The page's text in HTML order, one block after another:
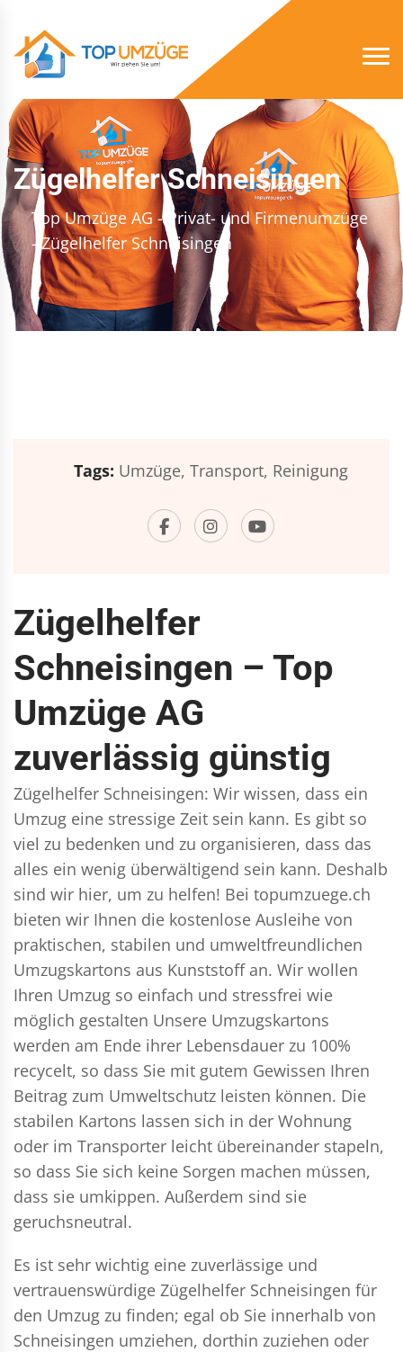
Zügelhelfer Schneisingen
Top Umzüge AG - Privat- und Firmenumzüge
- Zügelhelfer Schneisingen
Tags: Umzüge, Transport, Reinigung
Zügelhelfer
Schneisingen – Top
Umzüge AG
zuverlässig günstig
Zügelhelfer Schneisingen: Wir wissen, dass ein
Umzug eine stressige Zeit sein kann. Es gibt so
viel zu bedenken und zu organisieren, dass das
alles ein wenig überwältigend sein kann. Deshalb
sind wir hier, um zu helfen! Bei topumzuege.ch
bieten wir Ihnen die kostenlose Ausleihe von
praktischen, stabilen und umweltfreundlichen
Umzugskartons aus Kunststoff an. Wir wollen
Ihren Umzug so einfach und stressfrei wie
möglich gestalten Unsere Umzugskartons
werden am Ende ihrer Lebensdauer zu 100%
recycelt, so dass Sie mit gutem Gewissen Ihren
Beitrag zum Umweltschutz leisten können. Die
stabilen Kartons lassen sich in der Wohnung
oder im Transporter leicht übereinander stapeln,
so dass Sie sich keine Sorgen machen müssen,
dass sie umkippen. Außerdem sind sie
geruchsneutral.
Es ist sehr wichtig eine zuverlässige und
vertrauenswürdige Zügelhelfer Schneisingen für
den Umzug zu finden; egal ob Sie innerhalb von
Schneisingen umziehen, dorthin zuziehen oder